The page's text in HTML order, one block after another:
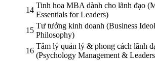
14
Tinh hoa MBA dành cho lãnh đạo
Essentials for Leaders)
15
Tư tưởng kinh doanh (Business
Philosophy)
16
Tâm lý quản lý & phong cách lãnh
(Psychology Management &